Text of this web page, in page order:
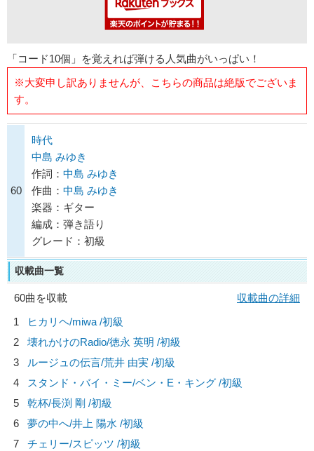
「コード10個」を覚えれば弾ける人気曲がいっぱい！
※大変申し訳ありませんが、こちらの商品は絶版でございま
す。
60
時代
中島 みゆき
作詞： 中島 みゆき
作曲： 中島 みゆき
楽器：ギター
編成：弾き語り
グレード：初級
収載曲一覧
60曲を収載
収載曲の詳細
1
ヒカリヘ/miwa /初級
2
壊れかけのRadio/徳永 英明 /初級
3
ルージュの伝言/荒井 由実 /初級
4
スタンド・バイ・ミー/ベン・E・キング /初級
5
乾杯/長渕 剛 /初級
6
夢の中へ/井上 陽水 /初級
7
チェリー/スピッツ /初級